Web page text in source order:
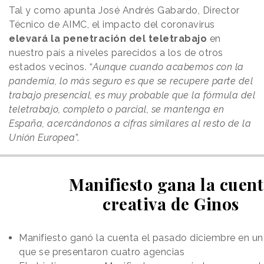
Tal y como apunta José Andrés Gabardo, Director
Técnico de AIMC, el impacto del coronavirus
elevará la penetración del teletrabajo en
nuestro país a niveles parecidos a los de otros
estados vecinos. “Aunque cuando acabemos con la
pandemia, lo más seguro es que se recupere parte del
trabajo presencial, es muy probable que la fórmula del
teletrabajo, completo o parcial, se mantenga en
España, acercándonos a cifras similares al resto de la
Unión Europea”.
Manifiesto gana la
creativa de Ginos
Manifiesto ganó la cuenta el pasado diciembre en
que se presentaron cuatro agencias